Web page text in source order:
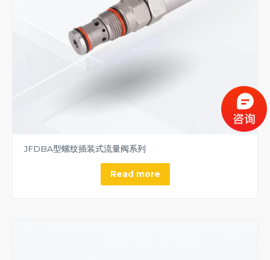
JFDBA型螺纹插装式流量阀系列
Read more